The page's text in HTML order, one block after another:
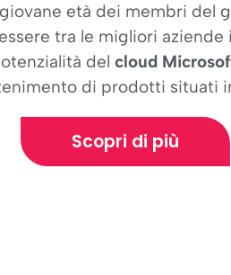
età dei membri
tra le migliori
del cloud
di prodotti situati
Scopri di più